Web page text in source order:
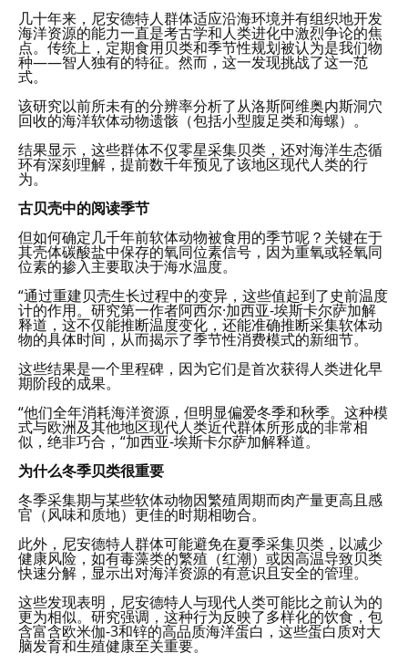
几十年来，尼安德特人群体适应沿海环境并有组织地开发
海洋资源的能力一直是考古学和人类进化中激烈争论的焦
点。传统上，定期食用贝类和季节性规划被认为是我们物
种——智人独有的特征。然而，这一发现挑战了这一范
式。
该研究以前所未有的分辨率分析了从洛斯阿维奥内斯洞穴
回收的海洋软体动物遗骸（包括小型腹足类和海螺）。
结果显示，这些群体不仅零星采集贝类，还对海洋生态循
环有深刻理解，提前数千年预见了该地区现代人类的行
为。
古贝壳中的阅读季节
但如何确定几千年前软体动物被食用的季节呢？关键在于
其壳体碳酸盐中保存的氧同位素信号，因为重氧或轻氧同
位素的掺入主要取决于海水温度。
“通过重建贝壳生长过程中的变异，这些值起到了史前温度
计的作用。研究第一作者阿西尔·加西亚-埃斯卡尔萨加解
释道，这不仅能推断温度变化，还能准确推断采集软体动
物的具体时间，从而揭示了季节性消费模式的新细节。
这些结果是一个里程碑，因为它们是首次获得人类进化早
期阶段的成果。
“他们全年消耗海洋资源，但明显偏爱冬季和秋季。这种模
式与欧洲及其他地区现代人类近代群体所形成的非常相
似，绝非巧合，“加西亚-埃斯卡尔萨加解释道。
为什么冬季贝类很重要
冬季采集期与某些软体动物因繁殖周期而肉产量更高且感
官（风味和质地）更佳的时期相吻合。
此外，尼安德特人群体可能避免在夏季采集贝类，以减少
健康风险，如有毒藻类的繁殖（红潮）或因高温导致贝类
快速分解，显示出对海洋资源的有意识且安全的管理。
这些发现表明，尼安德特人与现代人类可能比之前认为的
更为相似。研究强调，这种行为反映了多样化的饮食，包
含富含欧米伽-3和锌的高品质海洋蛋白，这些蛋白质对大
脑发育和生殖健康至关重要。